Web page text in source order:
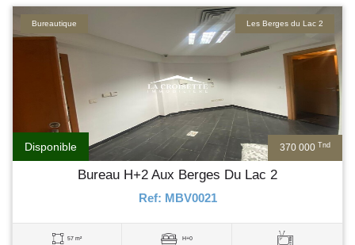
370 000 Tnd
Disponible
Les Berges du Lac 2
Bureautique
Bureau H+2 Aux Berges Du Lac 2
Ref: MBV0021
57 m² H+0